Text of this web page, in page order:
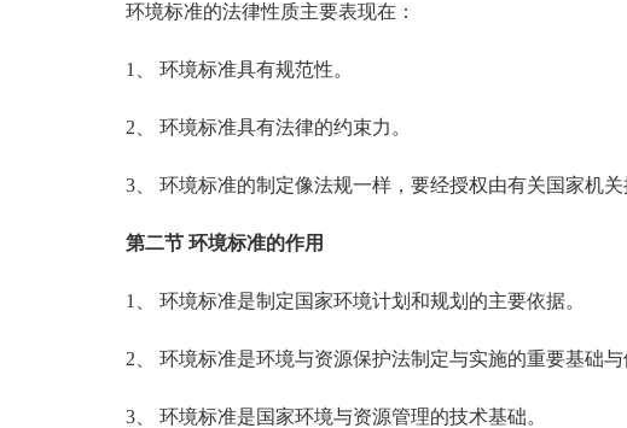
环境标准的法律性质主要表现在：
1、 环境标准具有规范性。
2、 环境标准具有法律的约束力。
3、 环境标准的制定像法规一样，要经授权由有关国家机关
第二节 环境标准的作用
1、 环境标准是制定国家环境计划和规划的主要依据。
2、 环境标准是环境与资源保护法制定与实施的重要基础与
3、 环境标准是国家环境与资源管理的技术基础。